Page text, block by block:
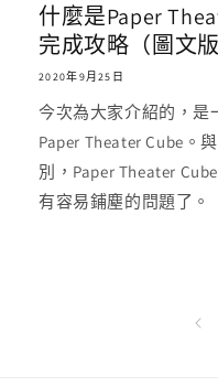
什麼是Paper
完成攻略（圖文版
2020年9月25日
今次為大家介紹的，是
Paper Theater Cube。
別，Paper Theater
有容易鋪塵的問題了。